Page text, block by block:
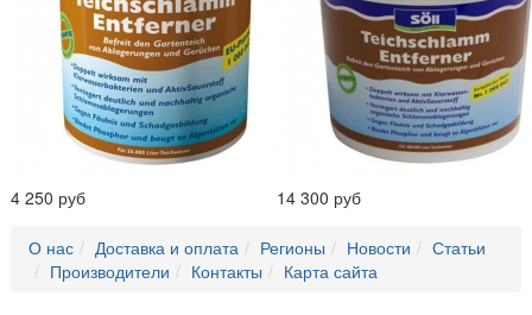
4 250 руб 14 300 руб
О нас Доставка и оплата Регионы Новости
Статьи
Производители
Контакты Карта сайта